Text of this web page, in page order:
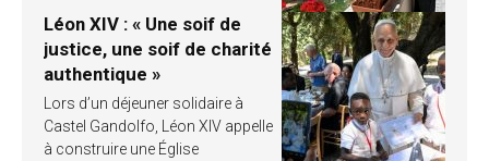
Léon XIV : « Une soif de
justice, une soif de charité
authentique »
Lors d’un déjeuner solidaire à
Castel Gandolfo, Léon XIV appelle
à construire une Église